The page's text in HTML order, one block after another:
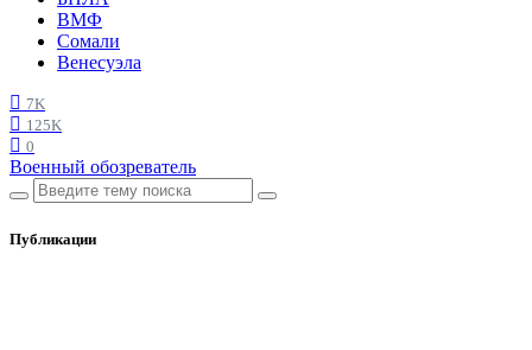
ВМФ
Сомали
Венесуэла
7K
125K
0
Военный обозреватель
Публикации